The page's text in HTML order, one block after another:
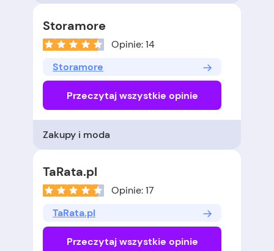
Storamore
Opinie: 14
Storamore
Przeczytaj wszystkie opinie
Zakupy i moda
TaRata.pl
Opinie: 17
TaRata.pl
Przeczytaj wszystkie opinie